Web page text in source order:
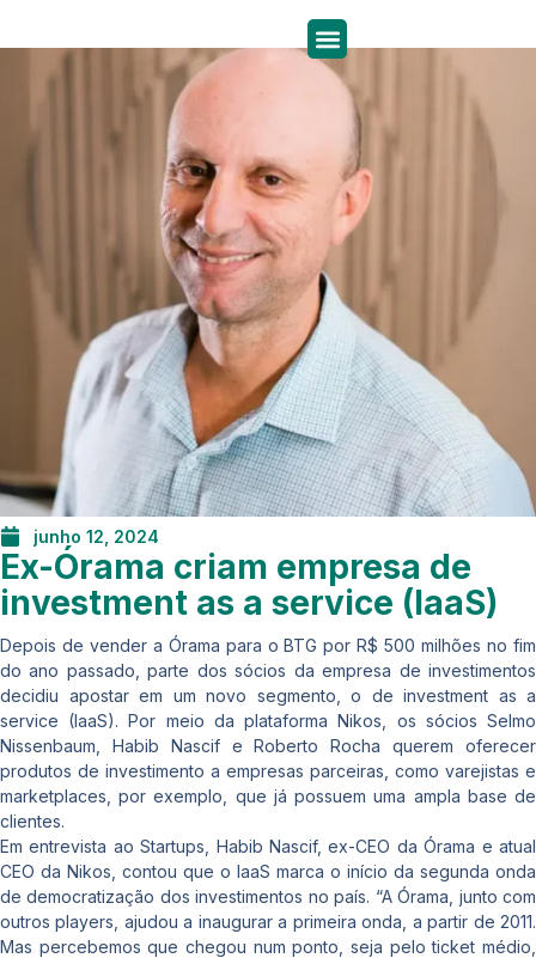
junho 12, 2024
Ex-Órama criam empresa de
investment as a service (IaaS)
Depois de vender a Órama para o BTG por R$ 500 milhões no fim
do ano passado, parte dos sócios da empresa de investimentos
decidiu apostar em um novo segmento, o de investment as a
service (IaaS). Por meio da plataforma Nikos, os sócios Selmo
Nissenbaum, Habib Nascif e Roberto Rocha querem oferecer
produtos de investimento a empresas parceiras, como varejistas e
marketplaces, por exemplo, que já possuem uma ampla base de
clientes.
Em entrevista ao Startups, Habib Nascif, ex-CEO da Órama e atual
CEO da Nikos, contou que o IaaS marca o início da segunda onda
de democratização dos investimentos no país. “A Órama, junto com
outros players, ajudou a inaugurar a primeira onda, a partir de 2011.
Mas percebemos que chegou num ponto, seja pelo ticket médio,